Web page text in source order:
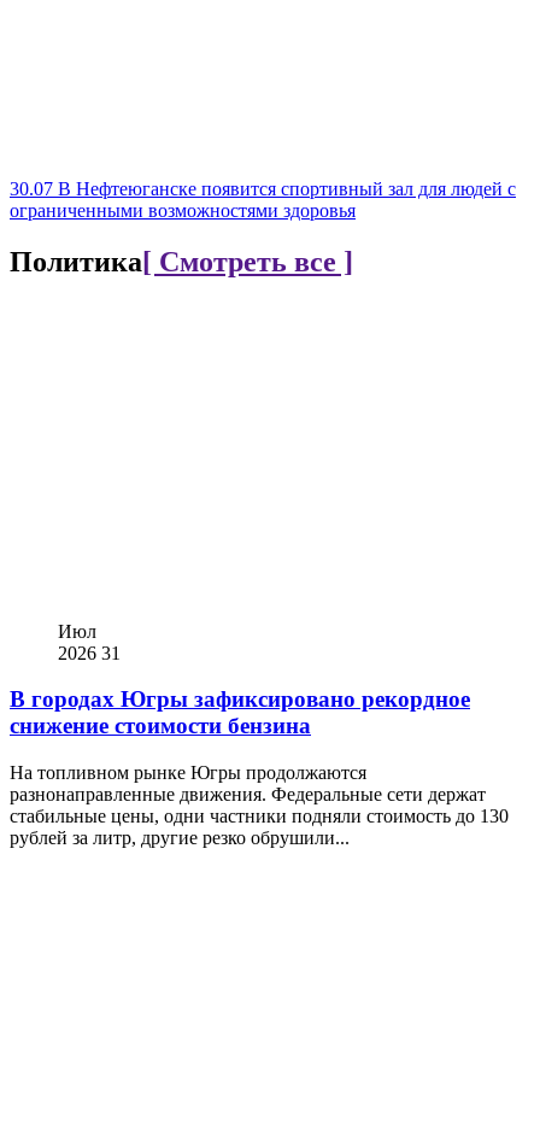
30.07 В Нефтеюганске появится спортивный зал для людей с
ограниченными возможностями здоровья
Политика[ Смотреть все ]
Июл
2026 31
В городах Югры зафиксировано рекордное
снижение стоимости бензина
На топливном рынке Югры продолжаются
разнонаправленные движения. Федеральные сети держат
стабильные цены, одни частники подняли стоимость до 130
рублей за литр, другие резко обрушили...